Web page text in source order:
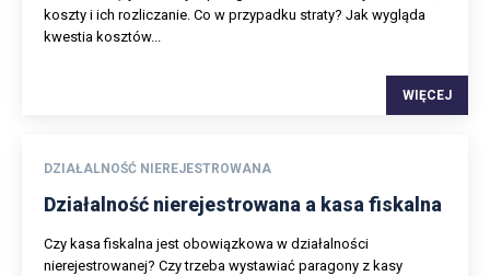
koszty i ich rozliczanie. Co w przypadku straty? Jak wygląda
kwestia kosztów...
WIĘCEJ
DZIAŁALNOŚĆ NIEREJESTROWANA
Działalność nierejestrowana a kasa fiskalna
Czy kasa fiskalna jest obowiązkowa w działalności
nierejestrowanej? Czy trzeba wystawiać paragony z kasy